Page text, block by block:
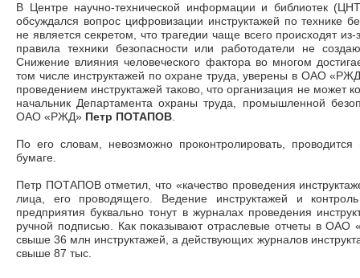
В Центре научно-технической информации и библиотек
обсуждался вопрос цифровизации инструктажей по технике
не является секретом, что трагедии чаще всего происходят
правила техники безопасности или работодатели не
Снижение влияния человеческого фактора во многом
том числе инструктажей по охране труда, уверены в ОАО
проведением инструктажей таково, что организация не может
начальник Департамента охраны труда, промышленной
ОАО «РЖД» Петр ПОТАПОВ.
По его словам, невозможно проконтролировать,
бумаге.
Петр ПОТАПОВ отметил, что «качество проведения
лица, его проводящего. Ведение инструктажей и
предприятия буквально тонут в журналах проведения
ручной подписью. Как показывают отраслевые отчеты в
свыше 36 млн инструктажей, а действующих журналов
свыше 87 тыс.